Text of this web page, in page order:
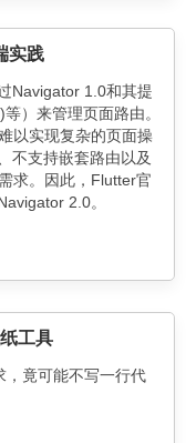
实践
Navigator 1.0和其提
）来管理页面路由。
以实现复杂的页面操
不支持嵌套路由以及
求。因此，Flutter官
2.0。
工具
，竟可能不写一行代